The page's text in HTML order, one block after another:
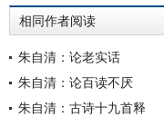
相同作者阅读
朱自清：论老实话
朱自清：论百读不厌
朱自清：古诗十九首释